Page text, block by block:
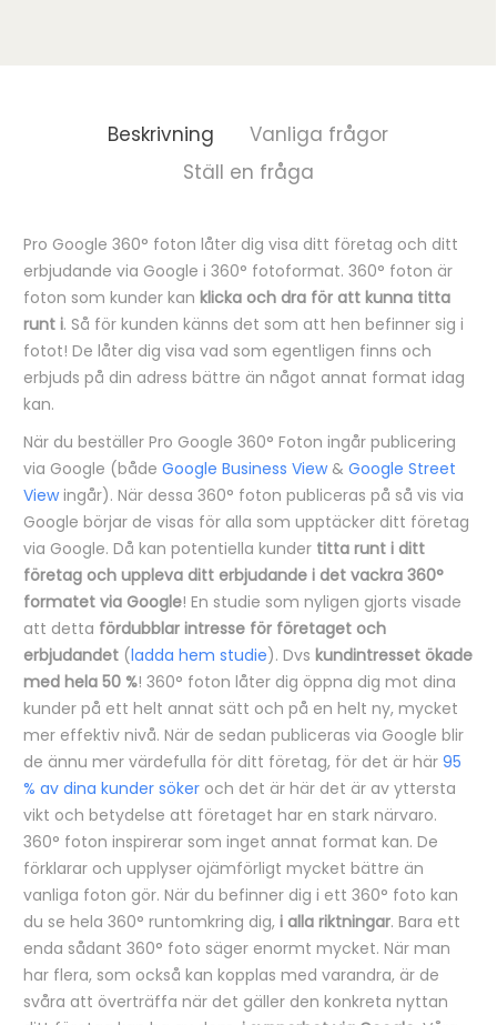
Beskrivning
Vanliga frågor
Ställ en fråga
B
e
s
k
r
i
v
n
i
n
g
Pro Google 360° foton låter dig visa ditt företag och ditt
erbjudande via Google i 360° fotoformat. 360° foton är
foton som kunder kan klicka och dra för att kunna titta
runt i. Så för kunden känns det som att hen befinner sig i
fotot! De låter dig visa vad som egentligen finns och
erbjuds på din adress bättre än något annat format idag
kan.
När du beställer Pro Google 360° Foton ingår publicering
via Google (både Google Business View& Google Street
Viewingår). När dessa 360° foton publiceras på så vis via
Google börjar de visas för alla som upptäcker ditt företag
via Google. Då kan potentiella kunder titta runt i ditt
företag och uppleva ditt erbjudande i det vackra 360°
formatet via Google! En studie som nyligen gjorts visade
att detta fördubblar intresse för företaget och
erbjudandet (ladda hem studie). Dvs kundintresset ökade
med hela 50 %! 360° foton låter dig öppna dig mot dina
kunder på ett helt annat sätt och på en helt ny, mycket
mer effektiv nivå. När de sedan publiceras via Google blir
de ännu mer värdefulla för ditt företag, för det är här 95
% av dina kunder söker och det är här det är av yttersta
vikt och betydelse att företaget har en stark närvaro.
360° foton inspirerar som inget annat format kan. De
förklarar och upplyser ojämförligt mycket bättre än
vanliga foton gör. När du befinner dig i ett 360° foto kan
du se hela 360° runtomkring dig, i alla riktningar. Bara ett
enda sådant 360° foto säger enormt mycket. När man
har flera, som också kan kopplas med varandra, är de
svåra att överträffa när det gäller den konkreta nyttan